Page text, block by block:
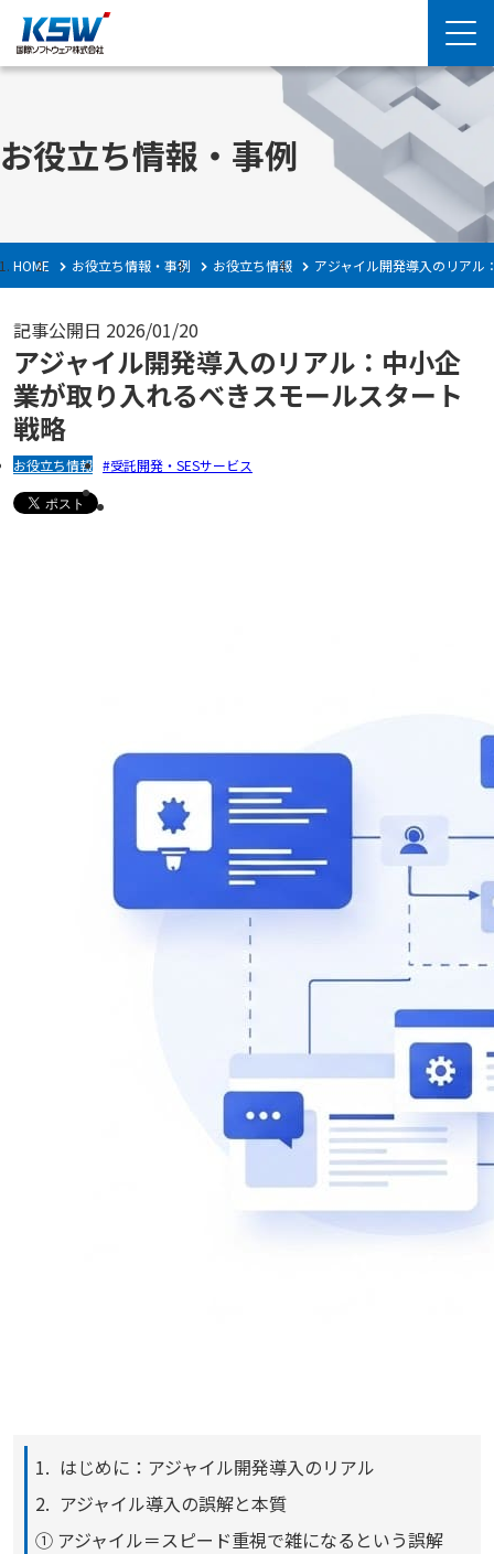
お役立ち情報・事例
HOME お役立ち情報・事例 お役立ち情報 アジャイル開発導入のリアル
記事公開日 2026/01/20
アジャイル開発導入のリアル：中小企
業が取り入れるべきスモールスタート
戦略
お役立ち情報 受託開発・SESサービス
はじめに：アジャイル開発導入のリアル
アジャイル導入の誤解と本質
① アジャイル＝スピード重視で雑になるという誤解